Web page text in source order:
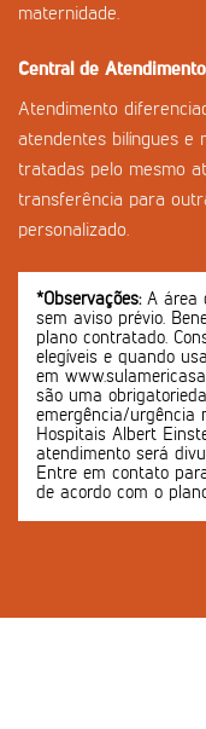
maternidade.
Central de
Atendimento
atendentes bilíngues e
tratadas pelo mesmo
transferência para
personalizado.
*Observações:A área
sem aviso prévio.
plano contratado.
elegíveis e quando
em
são uma
emergência/urgência
Hospitais Albert
atendimento será
Entre em contato
de acordo com o